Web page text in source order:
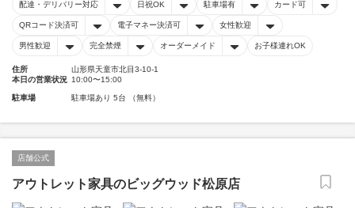
配達・デリバリー対応 日祝OK 駐車場有 カード可
QRコード決済可 電子マネー決済可 女性歓迎
男性歓迎 完全禁煙 オーダーメイド お子様連れOK
住所
山形県天童市北目3-10-1
本日の営業状況 10:00〜15:00
駐車場 駐車場あり 5台 （無料）
店舗公式
アウトレット家具のビッグウッド松原店